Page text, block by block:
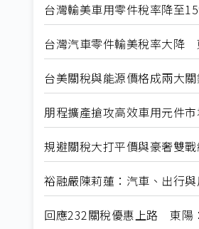
台灣輸美車用零件稅率降至
台灣汽車零件輸美稅率大降
台美關稅與能源價格成兩大
朋程擴產搶攻高效車用元件
規避關稅大打平價與豪奢雙
裕融嚴陳莉蓮：汽車、出行
回應232關稅優惠上路 東陽